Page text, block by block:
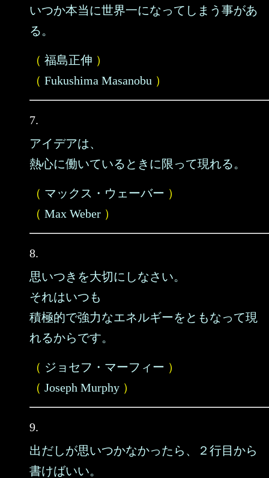
いつか本当に世界一になってしまう事があ
る。
（ 福島正伸 ）
（ Fukushima Masanobu ）
7.
アイデアは、
熱心に働いているときに限って現れる。
（ マックス・ウェーバー ）
（ Max Weber ）
8.
思いつきを大切にしなさい。
それはいつも
積極的で強力なエネルギーをともなって現
れるからです。
（ ジョセフ・マーフィー ）
（ Joseph Murphy ）
9.
出だしが思いつかなかったら、２行目から
書けばいい。